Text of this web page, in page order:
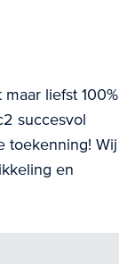
liefst 100%
succesvol
toekenning! Wij
en